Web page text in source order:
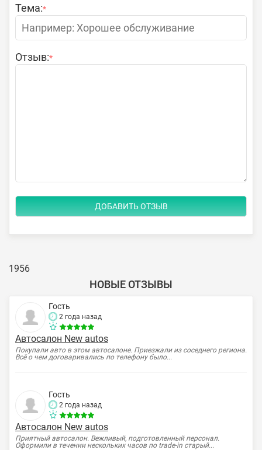
Тема:*
Отзыв:*
1956
НОВЫЕ ОТЗЫВЫ
Гость
2 года назад
Автосалон New autos
Покупали авто в этом автосалоне. Приезжали из соседнего региона.
Всё о чем договаривались по телефону было...
Гость
2 года назад
Автосалон New autos
Приятный автосалон. Вежливый, подготовленный персонал.
Оформили в течении нескольких часов по trade-in старый...